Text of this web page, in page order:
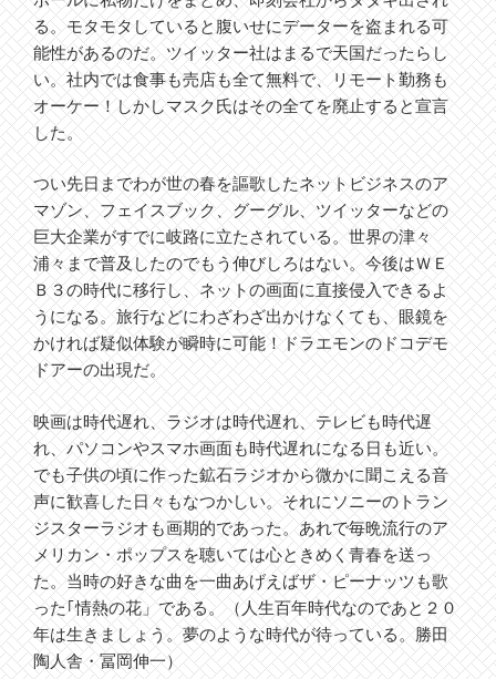
る。モタモタしていると腹いせにデーターを盗まれる可
能性があるのだ。ツイッター社はまるで天国だったらし
い。社内では食事も売店も全て無料で、リモート勤務も
オーケー！しかしマスク氏はその全てを廃止すると宣言
した。
つい先日までわが世の春を謳歌したネットビジネスのア
マゾン、フェイスブック、グーグル、ツイッターなどの
巨大企業がすでに岐路に立たされている。世界の津々
浦々まで普及したのでもう伸びしろはない。今後はＷＥ
Ｂ３の時代に移行し、ネットの画面に直接侵入できるよ
うになる。旅行などにわざわざ出かけなくても、眼鏡を
かければ疑似体験が瞬時に可能！ドラエモンのドコデモ
ドアーの出現だ。
映画は時代遅れ、ラジオは時代遅れ、テレビも時代遅
れ、パソコンやスマホ画面も時代遅れになる日も近い。
でも子供の頃に作った鉱石ラジオから微かに聞こえる音
声に歓喜した日々もなつかしい。それにソニーのトラン
ジスターラジオも画期的であった。あれで毎晩流行のア
メリカン・ポップスを聴いては心ときめく青春を送っ
た。当時の好きな曲を一曲あげえばザ・ピーナッツも歌
った｢情熱の花」である。（人生百年時代なのであと２０
年は生きましょう。夢のような時代が待っている。勝田
陶人舎・冨岡伸一）